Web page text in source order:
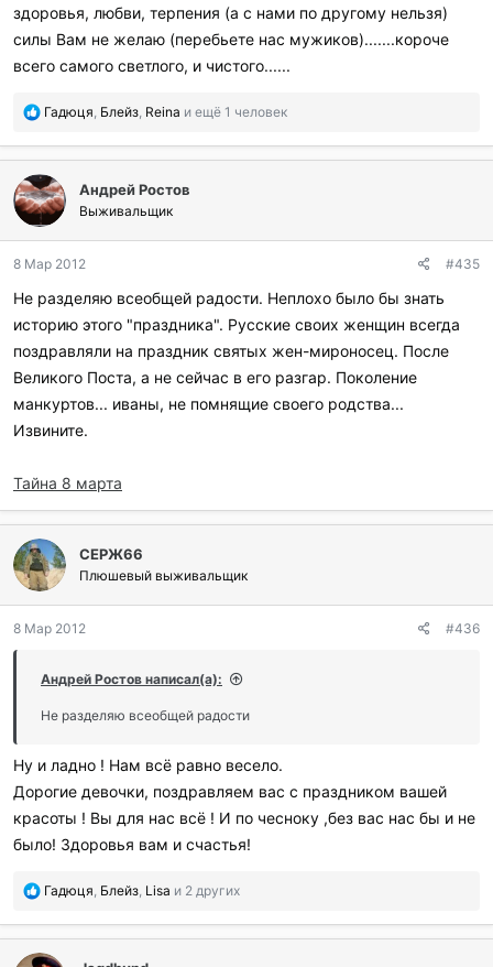
и
здоровья, любви, терпения (а с нами по другому нельзя)
силы Вам не желаю (перебьете нас мужиков).......короче
всего самого светлого, и чистого......
П
б
а
г
о
а
и
л
и
Гадюця Блейз Reina и ещё 1 человек
Андрей Ростов
Выживальщик
8 Мар 2012 #435
Не разделяю всеобщей радости. Неплохо было бы знать
историю этого "праздника". Русские своих женщин всегда
поздравляли на праздник святых жен-мироносец. После
Великого Поста, а не сейчас в его разгар. Поколение
манкуртов... иваны, не помнящие своего родства...
Извините.
Тайна 8 марта
СЕРЖ66
Плюшевый выживальщик
8 Мар 2012 #436
Андрей Ростов написал(а):
Не разделяю всеобщей радости
Ну и ладно ! Нам всё равно весело.
Дорогие девочки, поздравляем вас с праздником вашей
красоты ! Вы для нас всё ! И по чесноку ,без вас нас бы и не
было! Здоровья вам и счастья!
П
б
Гадюця Блейз Lisa и 2 других